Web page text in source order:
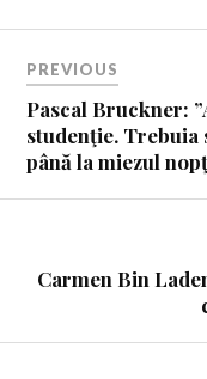
PREVIOUS
Pascal Bruckner:
studenţie. Trebuia
până la miezul
Carmen Bin